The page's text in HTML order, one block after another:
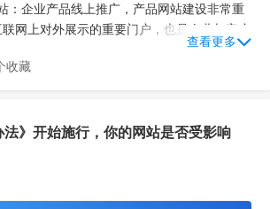
：企业产品线上推广，产品网站建设非常重
网上对外展示的重要门户，也是企业与客户
查看更多
收藏
法》开始施行，你的网站是否受影响